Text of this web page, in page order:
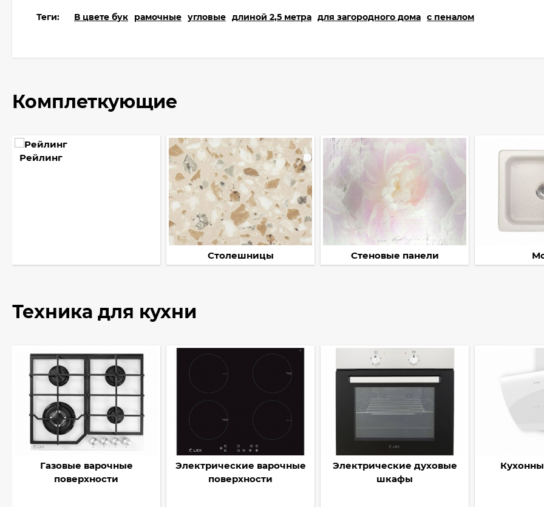
Теги: В цвете бук рамочные угловые длиной 2,5 метра для загородного дома с пеналом
Комплеткующие
Рейлинг
Столешницы Стеновые панели
Техника для кухни
Газовые варочные
поверхности
Электрические варочные
поверхности
Электрические духовые
шкафы